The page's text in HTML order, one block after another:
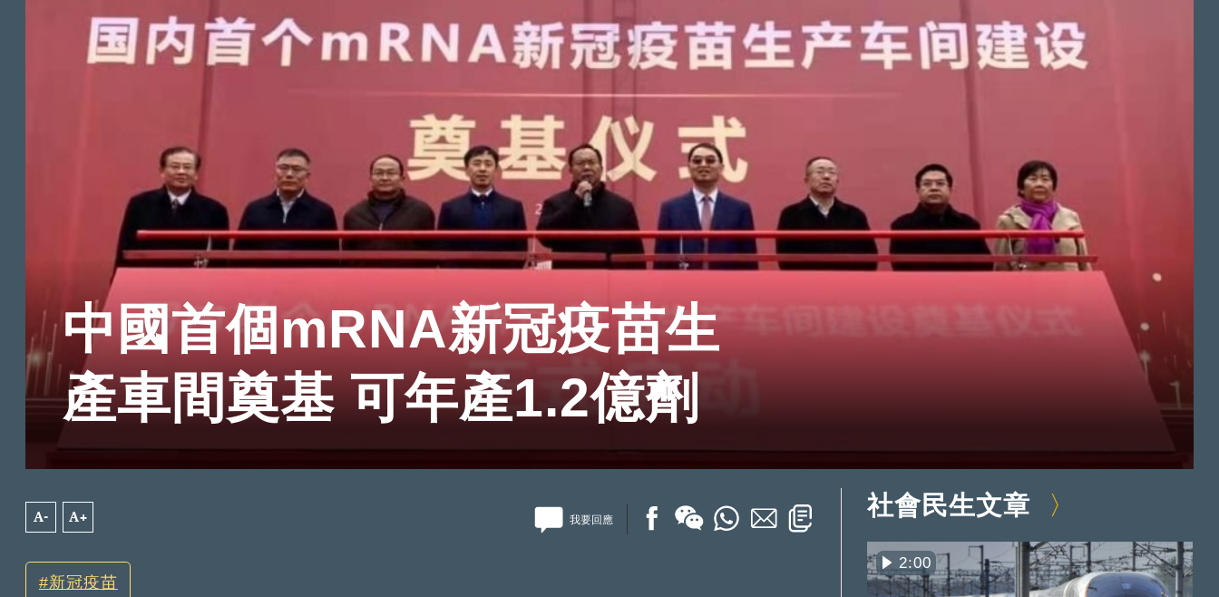
中國首個mRNA新冠疫苗生
產車間奠基 可年產1.2億劑
A- A+ 我要回應
新冠疫苗
社會民生文章
2:00